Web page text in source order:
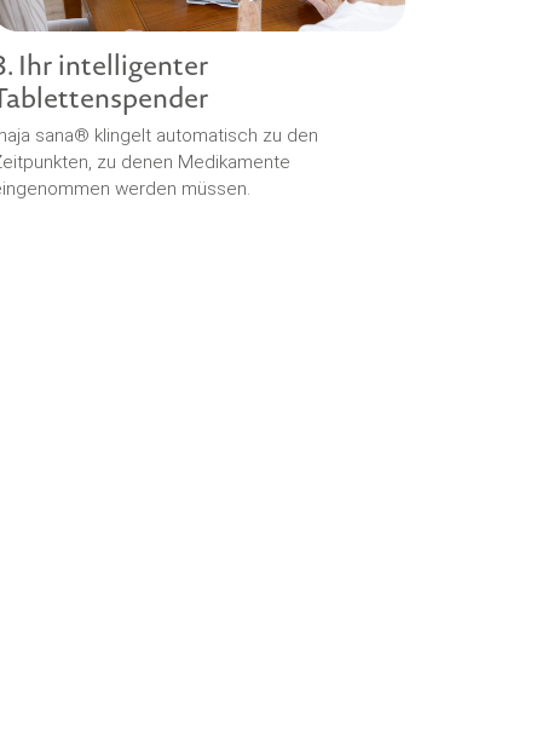
Ihr intelligenter
sana® klingelt automatisch zu den
zu denen Medikamente
werden müssen.